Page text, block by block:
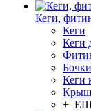
Кеги,
Кеги
Кеги
Бочки
Кеги
+